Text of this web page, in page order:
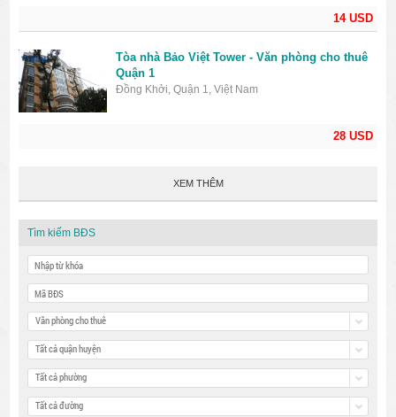
14 USD
28 USD
Tòa nhà Bảo Việt Tower - Văn phòng cho thuê
Quận 1
Đồng Khởi, Quận 1, Việt Nam
XEM THÊM
Tìm kiếm BĐS
Văn phòng cho thuê
Tất cả quận huyện
Tất cả phường
Tất cả đường